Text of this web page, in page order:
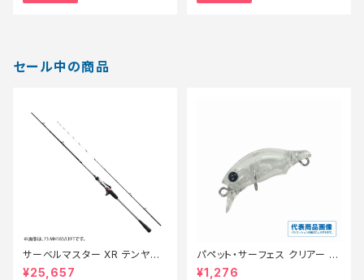
セール中の商品
サーベルマスター XR テンヤ
73MH 185R【特価ロッド】【30】
¥25,657
パペット・サーフェス クリアー 0
1【特価ルアー】【20】
¥1,276